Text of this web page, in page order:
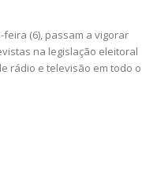
(6), passam a vigorar
na legislação eleitoral
rádio e televisão em todo o